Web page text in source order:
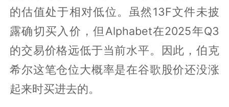
的估值处于相对低位。虽然13F文件未披
露确切买入价，但Alphabet在2025年Q3
的交易价格远低于当前水平。因此，伯克
希尔这笔仓位大概率是在谷歌股价还没涨
起来时买进去的。